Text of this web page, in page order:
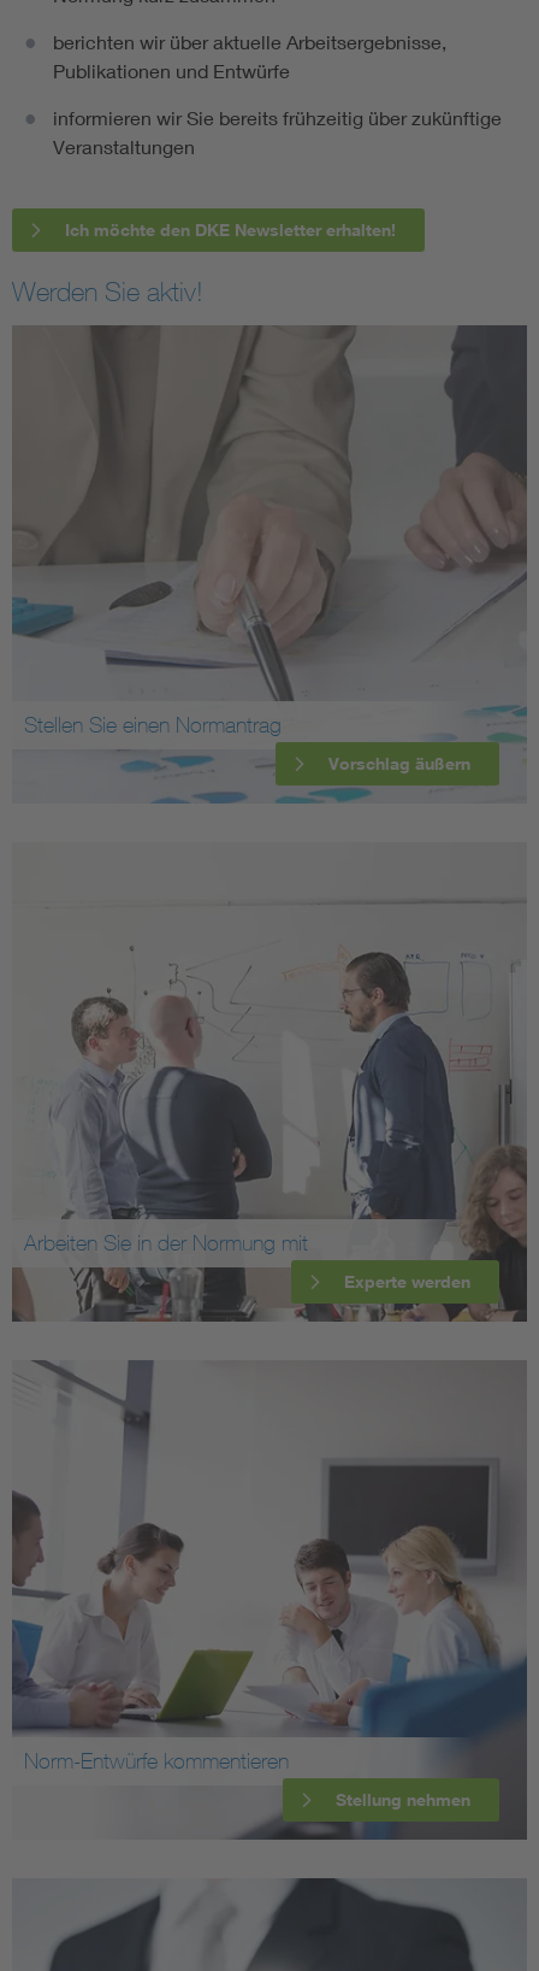
berichten wir über aktuelle Arbeitsergebnisse,
Publikationen und Entwürfe
informieren wir Sie bereits frühzeitig über zukünftige
Veranstaltungen
Ich möchte den DKE Newsletter erhalten!
Werden Sie aktiv!
Stellen Sie einen Normantrag
Vorschlag äußern
Arbeiten Sie in der Normung mit
Experte werden
Norm-Entwürfe kommentieren
Stellung nehmen